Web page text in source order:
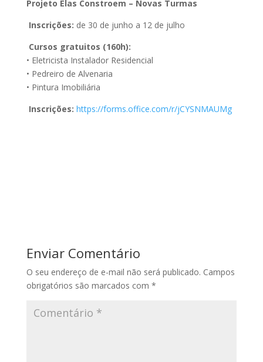
Projeto Elas Constroem – Novas Turmas
Inscrições: de 30 de junho a 12 de julho
Cursos gratuitos (160h):
• Eletricista Instalador Residencial
• Pedreiro de Alvenaria
• Pintura Imobiliária
Inscrições: https://forms.office.com/r/jCYSNMAUMg
Enviar Comentário
O seu endereço de e-mail não será publicado. Campos
obrigatórios são marcados com *